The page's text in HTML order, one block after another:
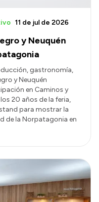
y Neuquén
11 de jul de 2026
gastronomía,
y Neuquén
en Caminos y
20 años de la feria,
para mostrar la
de la Norpatagonia en